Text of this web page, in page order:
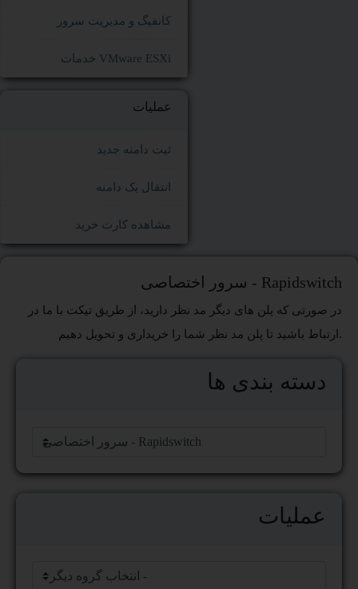
کانفیگ و مدیریت سرور
خدمات VMware ESXi
عملیات
ثبت دامنه جدید
انتقال یک دامنه
مشاهده کارت خرید
سرور اختصاصی - Rapidswitch
در صورتی که پلن های دیگر مد نظر دارید، از طریق تیکت با ما در
ارتباط باشید تا پلن مد نظر شما را خریداری و تحویل دهیم.
دسته بندی ها
عملیات